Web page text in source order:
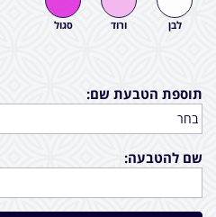
לבן ורוד סגול
תוספת הטבעת שם:
שם להטבעה: